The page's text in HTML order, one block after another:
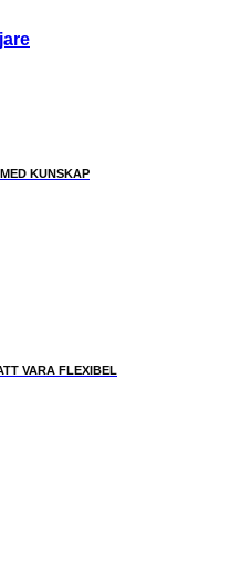
KUNSKAP
VARA FLEXIBEL